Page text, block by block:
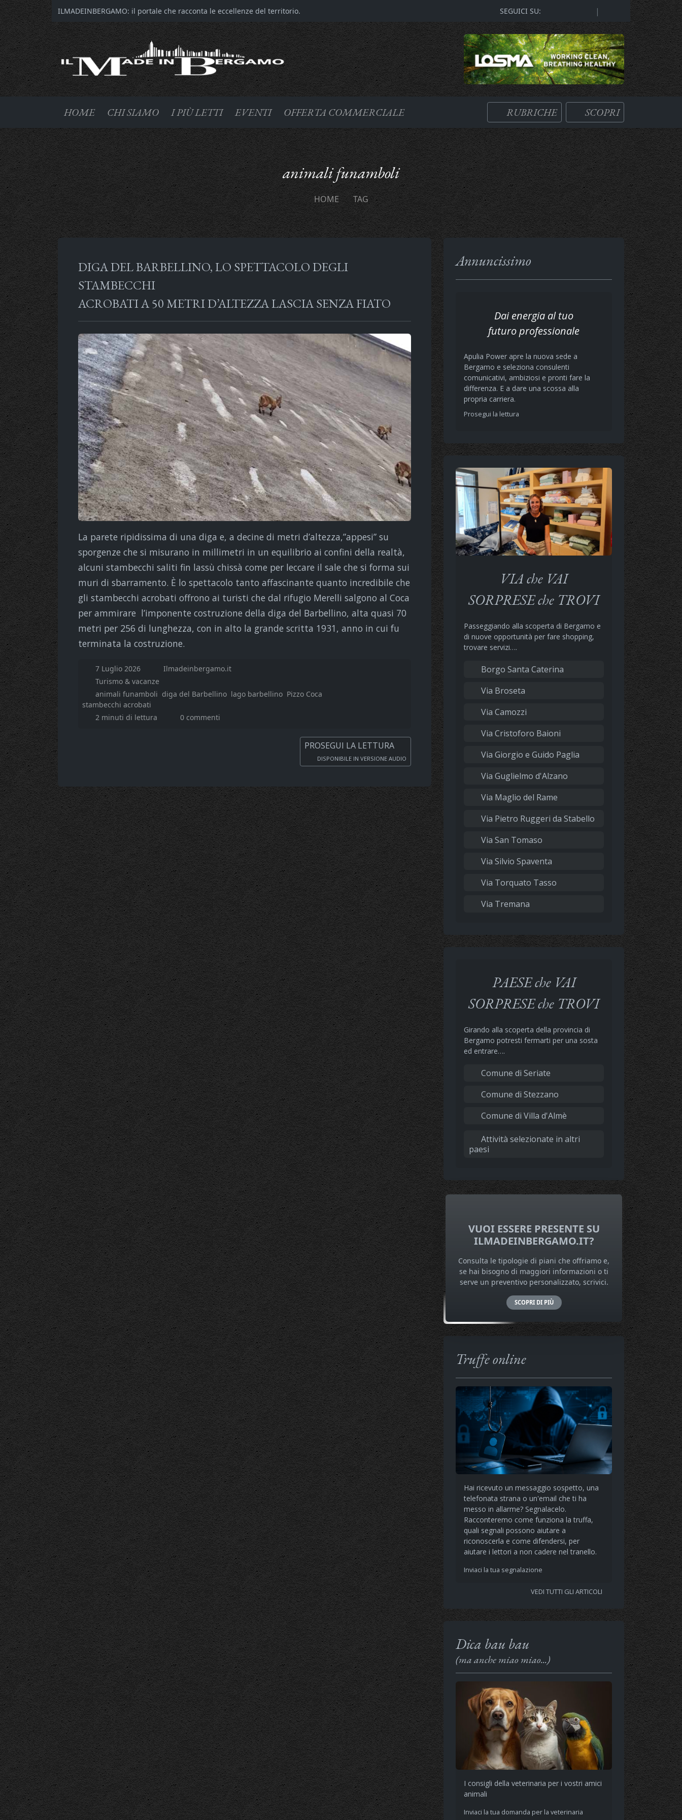
ILMADEINBERGAMO: il portale che racconta le eccellenze del territorio. SEGUICI SU: |
HOME CHI SIAMO I PIÙ LETTI EVENTI OFFERTA COMMERCIALE RUBRICHE SCOPRI
animali funamboli
HOME TAG
DIGA DEL BARBELLINO, LO SPETTACOLO DEGLI
STAMBECCHI
ACROBATI A 50 METRI D’ALTEZZA LASCIA SENZA FIATO
La parete ripidissima di una diga e, a decine di metri d’altezza,”appesi” su
sporgenze che si misurano in millimetri in un equilibrio ai confini della realtà,
alcuni stambecchi saliti fin lassù chissà come per leccare il sale che si forma sui
muri di sbarramento. È lo spettacolo tanto affascinante quanto incredibile che
gli stambecchi acrobati offrono ai turisti che dal rifugio Merelli salgono al Coca
per ammirare l’imponente costruzione della diga del Barbellino, alta quasi 70
metri per 256 di lunghezza, con in alto la grande scritta 1931, anno in cui fu
terminata la costruzione.
7 Luglio 2026
Ilmadeinbergamo.it
Turismo & vacanze
animali funamboli diga del Barbellino lago barbellino Pizzo Coca
stambecchi acrobati
2 minuti di lettura
0 commenti
PROSEGUI LA LETTURA
DISPONIBILE IN VERSIONE AUDIO
Annuncissimo
Dai energia al tuo
futuro professionale
Apulia Power apre la nuova sede a
Bergamo e seleziona consulenti
comunicativi, ambiziosi e pronti fare la
differenza. E a dare una scossa alla
propria carriera.
Prosegui la lettura
VIA che VAI
SORPRESE che TROVI
Passeggiando alla scoperta di Bergamo e
di nuove opportunità per fare shopping,
trovare servizi….
Borgo Santa Caterina
Via Broseta
Via Camozzi
Via Cristoforo Baioni
Via Giorgio e Guido Paglia
Via Guglielmo d'Alzano
Via Maglio del Rame
Via Pietro Ruggeri da Stabello
Via San Tomaso
Via Silvio Spaventa
Via Torquato Tasso
Via Tremana
PAESE che VAI
SORPRESE che TROVI
Girando alla scoperta della provincia di
Bergamo potresti fermarti per una sosta
ed entrare….
Comune di Seriate
Comune di Stezzano
Comune di Villa d'Almè
Attività selezionate in altri
paesi
VUOI ESSERE PRESENTE SU
ILMADEINBERGAMO.IT?
Consulta le tipologie di piani che offriamo e,
se hai bisogno di maggiori informazioni o ti
serve un preventivo personalizzato, scrivici.
SCOPRI DI PIÙ
Truffe online
Hai ricevuto un messaggio sospetto, una
telefonata strana o un'email che ti ha
messo in allarme? Segnalacelo.
Racconteremo come funziona la truffa,
quali segnali possono aiutare a
riconoscerla e come difendersi, per
aiutare i lettori a non cadere nel tranello.
Inviaci la tua segnalazione
VEDI TUTTI GLI ARTICOLI
Dica bau bau
(ma anche miao miao...)
I consigli della veterinaria per i vostri amici
animali
Inviaci la tua domanda per la veterinaria